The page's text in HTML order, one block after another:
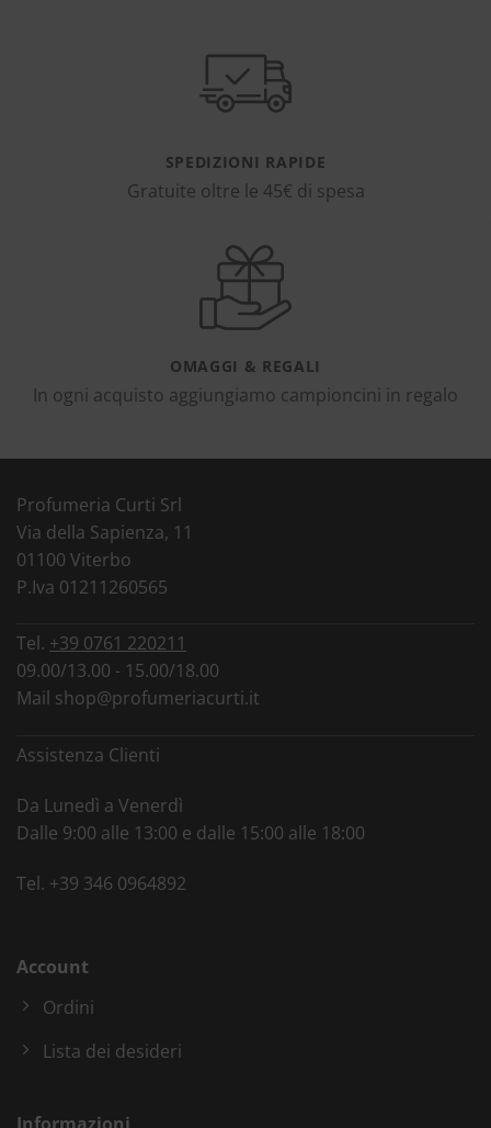
SPEDIZIONI RAPIDE
Gratuite oltre le 45€ di spesa
OMAGGI & REGALI
In ogni acquisto aggiungiamo campioncini in regalo
Profumeria Curti Srl
Via della Sapienza, 11
01100 Viterbo
P.Iva 01211260565
Tel. +39 0761 220211
09.00/13.00 - 15.00/18.00
Mail shop@profumeriacurti.it
Assistenza Clienti
Da Lunedì a Venerdì
Dalle 9:00 alle 13:00 e dalle 15:00 alle 18:00
Tel. +39 346 0964892
Account
Ordini
Lista dei desideri
Informazioni